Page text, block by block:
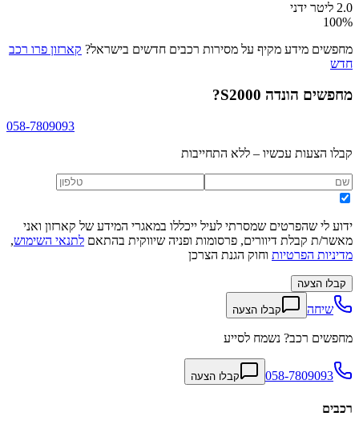
2.0 ליטר ידני
100%
מחפשים מידע מקיף על מסירות רכבים חדשים בישראל? קארזון פרו רכב
חדש
מחפשים הונדה S2000 ?
058-7809093
קבלו הצעות עכשיו – ללא התחייבות
ידוע לי שהפרטים שמסרתי לעיל ייכללו במאגרי המידע של קארזון ואני
מאשר/ת קבלת דיוורים, פרסומות ופניה שיווקית בהתאם לתנאי השימוש,
מדיניות הפרטיות וחוק הגנת הצרכן
קבלו הצעה
שיחה קבלו הצעה
מחפשים רכב? נשמח לסייע
058-7809093 קבלו הצעה
רכבים